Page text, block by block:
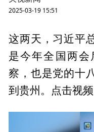
2025-03-19 15:51
这两天，习近平
是今年全国两会
察，也是党的十
到贵州。点击视频